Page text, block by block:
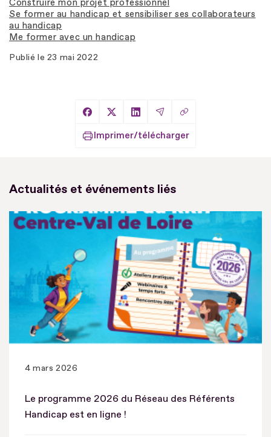
Construire mon projet professionnel
Se former au handicap et sensibiliser ses collaborateurs
au handicap
Me former avec un handicap
Publié le 23 mai 2022
Partager sur Facebook
Partager sur X
Partager sur LinkedIn
Partager par Email
Copier le lien
Imprimer/télécharger
Actualités et événements liés
4 mars 2026
Le programme 2026 du Réseau des Référents
Handicap est en ligne !